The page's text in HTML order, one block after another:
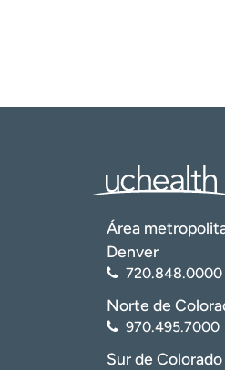
Área
Denver
720.848.0000
Norte de
970.495.7000
Sur de Colorado